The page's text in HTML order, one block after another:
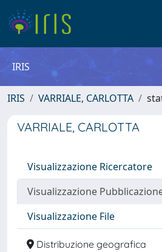
IRIS
IRIS VARRIALE, CARLOTTA
VARRIALE, CARLOTTA
Visualizzazione Ricercatore
Visualizzazione
Visualizzazione File
Distribuzione geografica